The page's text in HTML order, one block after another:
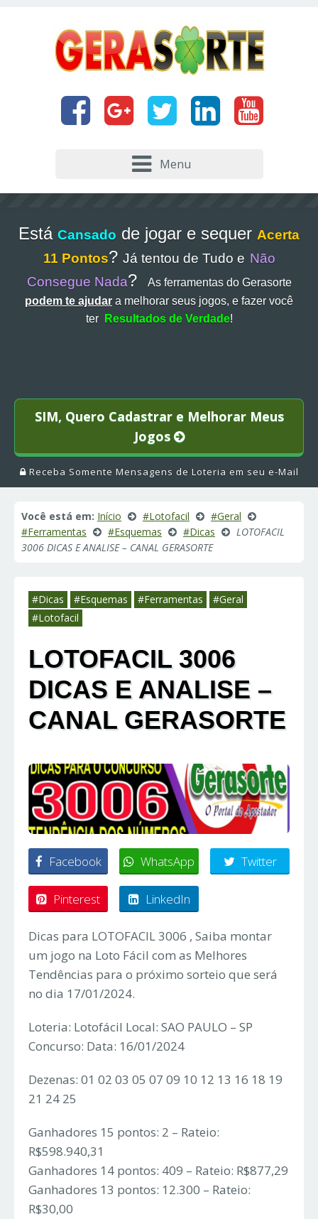
Menu
Está Cansado de jogar e sequer Acerta
11 Pontos? Já tentou de Tudo e Não
Consegue Nada?
As ferramentas do Gerasorte
podem te ajudar a melhorar seus jogos, e fazer você
ter
Resultados de Verdade!
SIM, Quero Cadastrar e Melhorar Meus
Jogos
Receba Somente Mensagens de Loteria em seu e-Mail
Você está em: Início #Lotofacil
#Geral
#Ferramentas
#Esquemas #Dicas
LOTOFACIL
3006 DICAS E ANALISE – CANAL GERASORTE
#Dicas #Esquemas #Ferramentas
#Geral
#Lotofacil
LOTOFACIL 3006
DICAS E ANALISE –
CANAL GERASORTE
Facebook WhatsApp Twitter
Pinterest LinkedIn
Dicas para LOTOFACIL 3006 , Saiba montar
um jogo na Loto Fácil com as Melhores
Tendências para o próximo sorteio que será
no dia 17/01/2024.
Loteria: Lotofácil Local: SAO PAULO – SP
Concurso: Data: 16/01/2024
Dezenas: 01 02 03 05 07 09 10 12 13 16 18 19
21 24 25
Ganhadores 15 pontos: 2 – Rateio:
R$598.940,31
Ganhadores 14 pontos: 409 – Rateio: R$877,29
Ganhadores 13 pontos: 12.300 – Rateio:
R$30,00